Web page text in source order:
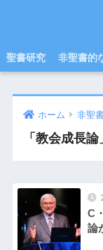
聖書研究 非聖書的
ホーム 非聖
「教会成長
C
論